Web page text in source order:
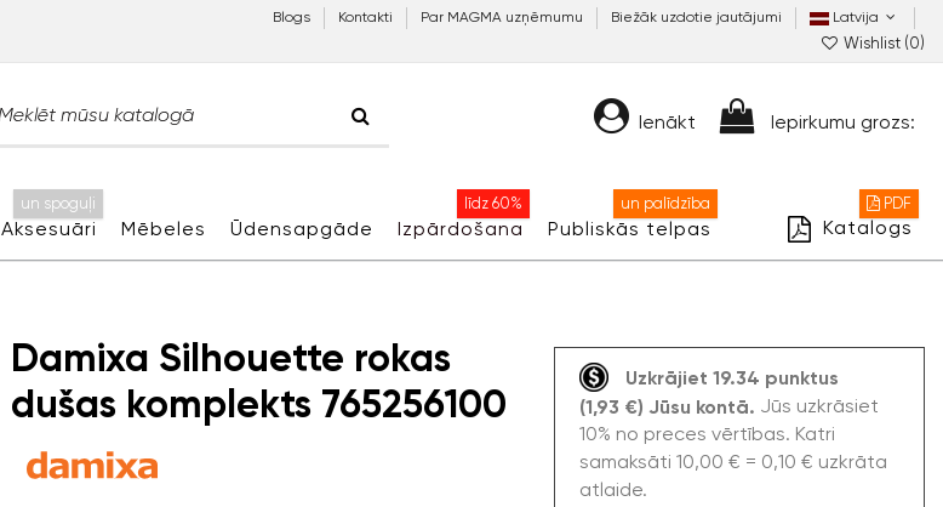
Blogs Kontakti Par MAGMA uzņēmumu Biežāk uzdotie jautājumi Latvija
Wishlist (0)
Ienākt Iepirkumu grozs:
Aksesuāri
un spoguļi
Mēbeles Ūdensapgāde Izpārdošana
līdz 60%
Publiskās telpas
un palīdzība
Katalogs
PDF
Damixa Silhouette rokas
dušas komplekts 765256100
Uzkrājiet 19.34 punktus
(1,93 €) Jūsu kontā. Jūs uzkrāsiet
10% no preces vērtības. Katri
samaksāti 10,00 € = 0,10 € uzkrāta
atlaide.